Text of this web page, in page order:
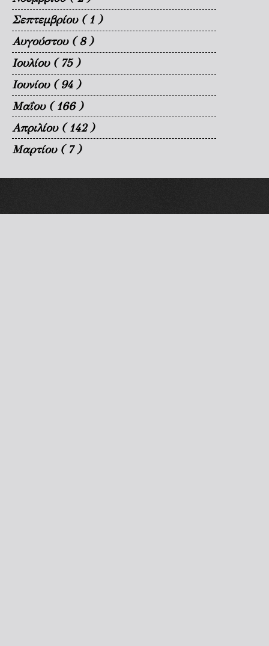
Σεπτεμβρίου ( 1 )
Αυγούστου ( 8 )
Ιουλίου ( 75 )
Ιουνίου ( 94 )
Μαΐου ( 166 )
Απριλίου ( 142 )
Μαρτίου ( 7 )